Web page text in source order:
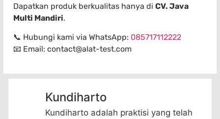
Dapatkan produk berkualitas hanya di CV. Java
Multi Mandiri.
📞 Hubungi kami via WhatsApp: 085717112222
📧 Email: contact@alat-test.com
Kundiharto
Kundiharto adalah praktisi yang telah